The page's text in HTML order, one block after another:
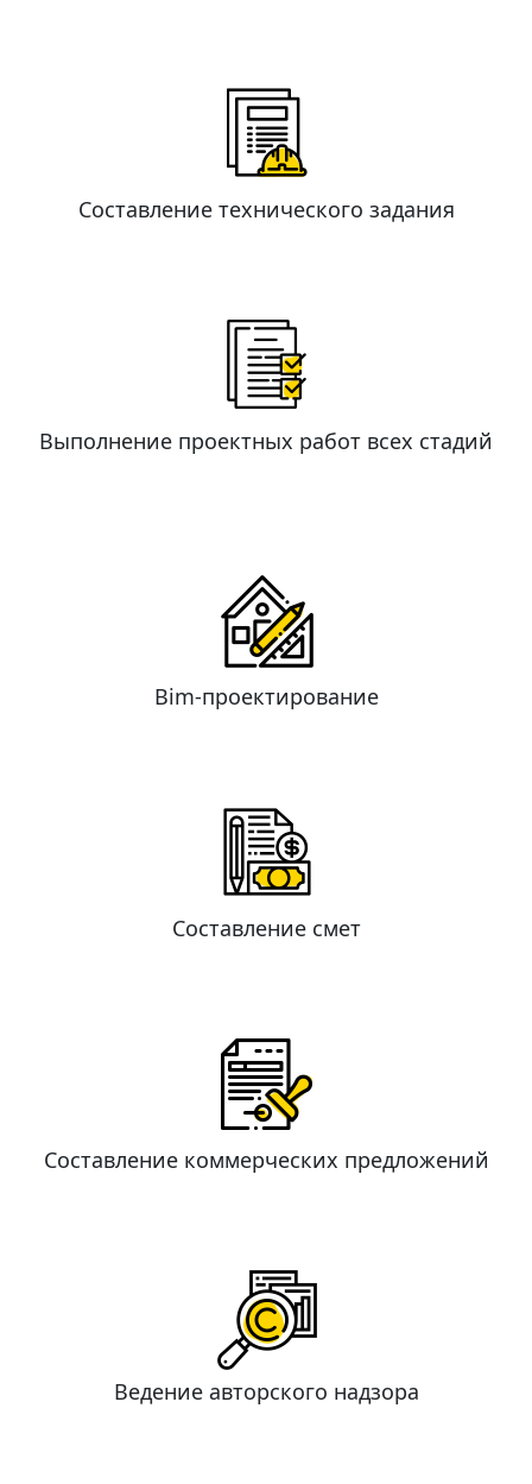
Составление технического задания
Выполнение проектных работ всех стадий
Bim-проектирование
Составление смет
Составление коммерческих предложений
Ведение авторского надзора